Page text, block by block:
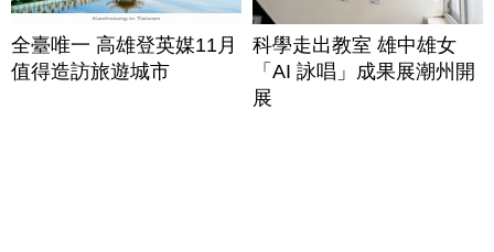
全臺唯一 高雄登英媒11月
值得造訪旅遊城市
科學走出教室 雄中雄女
「AI 詠唱」成果展潮州開
展